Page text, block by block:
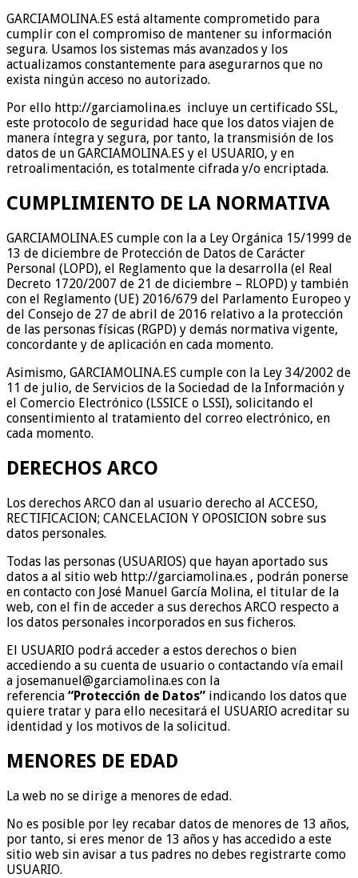
GARCIAMOLINA.ES está altamente comprometido para
cumplir con el compromiso de mantener su información
segura. Usamos los sistemas más avanzados y los
actualizamos constantemente para asegurarnos que no
exista ningún acceso no autorizado.
Por ello http://garciamolina.es incluye un certificado SSL,
este protocolo de seguridad hace que los datos viajen de
manera íntegra y segura, por tanto, la transmisión de los
datos de un GARCIAMOLINA.ES y el USUARIO, y en
retroalimentación, es totalmente cifrada y/o encriptada.
CUMPLIMIENTO DE LA NORMATIVA
GARCIAMOLINA.ES cumple con la a Ley Orgánica 15/1999 de
13 de diciembre de Protección de Datos de Carácter
Personal (LOPD), el Reglamento que la desarrolla (el Real
Decreto 1720/2007 de 21 de diciembre – RLOPD) y también
con el Reglamento (UE) 2016/679 del Parlamento Europeo y
del Consejo de 27 de abril de 2016 relativo a la protección
de las personas físicas (RGPD) y demás normativa vigente,
concordante y de aplicación en cada momento.
Asimismo, GARCIAMOLINA.ES cumple con la Ley 34/2002 de
11 de julio, de Servicios de la Sociedad de la Información y
el Comercio Electrónico (LSSICE o LSSI), solicitando el
consentimiento al tratamiento del correo electrónico, en
cada momento.
DERECHOS ARCO
Los derechos ARCO dan al usuario derecho al ACCESO,
RECTIFICACION; CANCELACION Y OPOSICION sobre sus
datos personales.
Todas las personas (USUARIOS) que hayan aportado sus
datos a al sitio web http://garciamolina.es , podrán ponerse
en contacto con José Manuel García Molina, el titular de la
web, con el fin de acceder a sus derechos ARCO respecto a
los datos personales incorporados en sus ficheros.
El USUARIO podrá acceder a estos derechos o bien
accediendo a su cuenta de usuario o contactando vía email
a josemanuel@garciamolina.es con la
referencia “Protección de Datos” indicando los datos que
quiere tratar y para ello necesitará el USUARIO acreditar su
identidad y los motivos de la solicitud.
MENORES DE EDAD
La web no se dirige a menores de edad.
No es posible por ley recabar datos de menores de 13 años,
por tanto, si eres menor de 13 años y has accedido a este
sitio web sin avisar a tus padres no debes registrarte como
USUARIO.